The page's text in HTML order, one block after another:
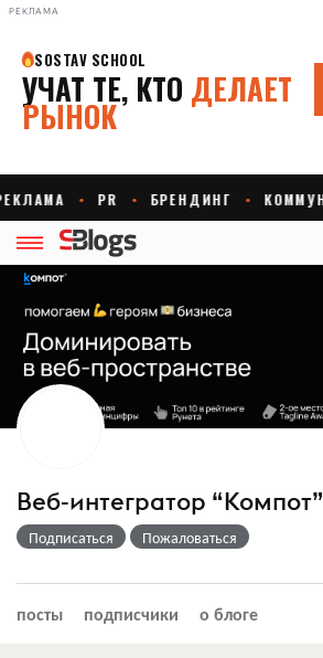
РЕКЛАМА
Веб-интегратор “Компот”
Подписаться Пожаловаться
посты подписчики о блоге